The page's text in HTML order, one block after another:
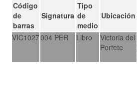
Código
de
barras
Signatura
Tipo
de
medio
Ubicación
VIC1027004 PER Libro
Victoria del
Portete